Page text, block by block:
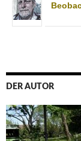
DER AUTOR